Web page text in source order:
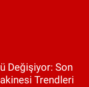
Değişiyor: Son
Trendleri